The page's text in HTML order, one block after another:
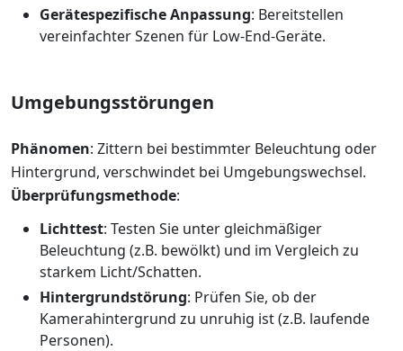
Gerätespezifische Anpassung: Bereitstellen
vereinfachter Szenen für Low-End-Geräte.
Umgebungsstörungen
Phänomen: Zittern bei bestimmter Beleuchtung oder
Hintergrund, verschwindet bei Umgebungswechsel.
Überprüfungsmethode:
Lichttest: Testen Sie unter gleichmäßiger
Beleuchtung (z.B. bewölkt) und im Vergleich zu
starkem Licht/Schatten.
Hintergrundstörung: Prüfen Sie, ob der
Kamerahintergrund zu unruhig ist (z.B. laufende
Personen).